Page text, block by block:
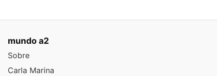
mundo a2
Sobre
Carla Marina